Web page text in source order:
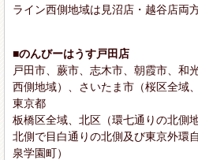
ライン西側地域は見沼店・越谷店両
■のんびーはうす戸田店
戸田市、蕨市、志木市、朝霞市、和
西側地域）、さいたま市（桜区全域
東京都
板橋区全域、北区（環七通りの北側
北側で目白通りの北側及び東京外環
泉学園町）